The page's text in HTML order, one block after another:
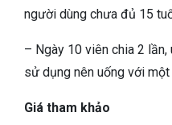
người dùng chưa đủ 15
– Ngày 10 viên chia 2
sử dụng nên uống với
Giá tham khảo